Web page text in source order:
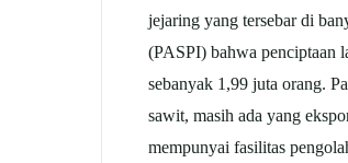
jejaring yang tersebar di
(PASPI) bahwa penciptaan
sebanyak 1,99 juta orang.
sawit, masih ada yang
mempunyai fasilitas